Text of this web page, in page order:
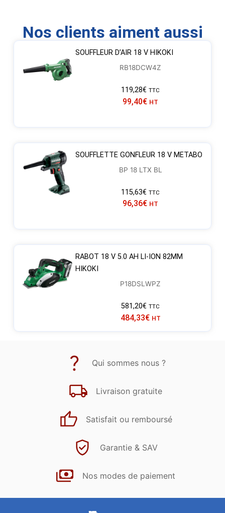
Nos clients aiment aussi
SOUFFLEUR D’AIR 18 V HIKOKI
RB18DCW4Z
119,28€ TTC
99,40€ HT
SOUFFLETTE GONFLEUR 18 V METABO
BP 18 LTX BL
115,63€ TTC
96,36€ HT
RABOT 18 V 5.0 AH LI-ION 82MM
HIKOKI
P18DSLWPZ
581,20€ TTC
484,33€ HT
Qui sommes nous ?
Livraison gratuite
Satisfait ou remboursé
Garantie & SAV
Nos modes de paiement